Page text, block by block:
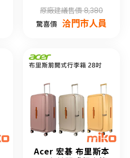
原廠建議售價 8,380
驚喜價 洽門市人員
Acer 宏碁 布里斯本